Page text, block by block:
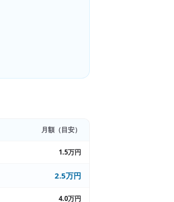
月額（目安）
1.5万円
2.5万円
4.0万円